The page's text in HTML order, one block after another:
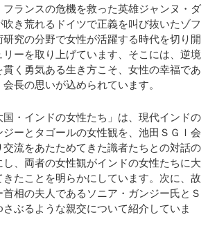
ランスの危機を救った英雄ジャンヌ・ダ
吹き荒れるドイツで正義を叫び抜いたゾフ
研究の分野で女性が活躍する時代を切り開
リーを取り上げています、そこには、逆境
貫く勇気ある生き方こそ、女性の幸福であ
長の思いが込められています。
・インドの女性たち」は、現代インドの
ジーとタゴールの女性観を、池田ＳＧＩ会
流をあたためてきた識者たちとの対話の
し、両者の女性観がインドの女性たちに大
きたことを明らかにしています。次に、故
相の夫人であるソニア・ガンジー氏とＳ
さぶるような親交について紹介していま